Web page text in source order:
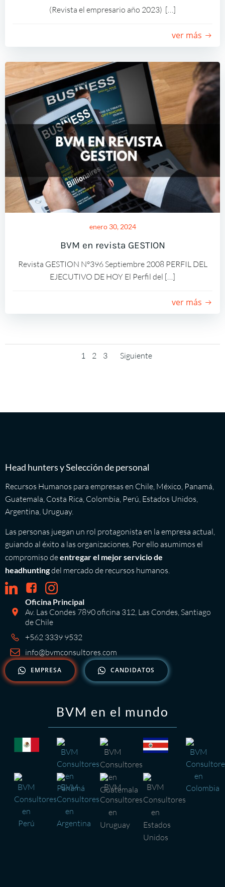
(Revista el empresario año 2023) […]
ver más
enero 30, 2024
BVM en revista GESTION
Revista GESTION N°396 Septiembre 2008 PERFIL DEL
EJECUTIVO DE HOY El Perfil del […]
ver más
Navegación
Página
1 Página
2 Página
3
Navegación
Siguiente
Head hunters y Selección de personal
Recursos Humanos para empresas en Chile, México, Panamá,
Guatemala, Costa Rica, Colombia, Perú, Estados Unidos,
Argentina, Uruguay.
Las personas juegan un rol protagonista en la empresa actual,
guiando al éxito a las organizaciones, Por ello asumimos el
compromiso deentregar el mejor servicio de
headhuntingdel mercado de recursos humanos.
Oficina Principal
Av. Las Condes 7890 oficina 312, Las Condes, Santiago
de Chile
+562 3339 9532
info@bvmconsultores.com
EMPRESA CANDIDATOS
BVM en el mundo